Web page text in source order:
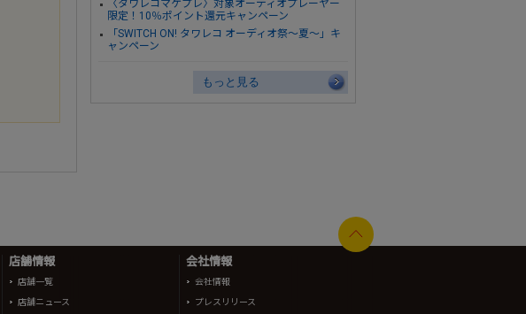
〈タワレコマケプレ〉対象オーディオプレーヤー
限定！10％ポイント還元キャンペーン
「SWITCH ON! タワレコ オーディオ祭～夏～」キ
ャンペーン
もっと見る
店舗情報
店舗一覧
店舗ニュース
会社情報
会社情報
プレスリリース